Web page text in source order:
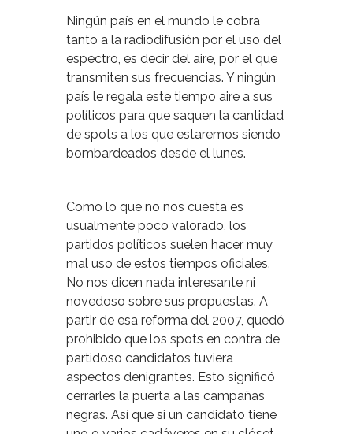
Ningún país en el mundo le cobra
tanto a la radiodifusión por el uso del
espectro, es decir del aire, por el que
transmiten sus frecuencias. Y ningún
país le regala este tiempo aire a sus
políticos para que saquen la cantidad
de spots a los que estaremos siendo
bombardeados desde el lunes.
Como lo que no nos cuesta es
usualmente poco valorado, los
partidos políticos suelen hacer muy
mal uso de estos tiempos oficiales.
No nos dicen nada interesante ni
novedoso sobre sus propuestas. A
partir de esa reforma del 2007, quedó
prohibido que los spots en contra de
partidoso candidatos tuviera
aspectos denigrantes. Esto significó
cerrarles la puerta a las campañas
negras. Así que si un candidato tiene